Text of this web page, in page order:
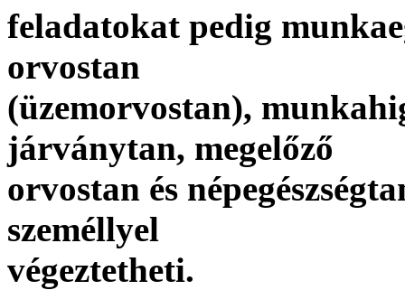
feladatokat pedig
orvostan
(üzemorvostan),
járványtan, megelőző
orvostan és
személlyel
végeztetheti.